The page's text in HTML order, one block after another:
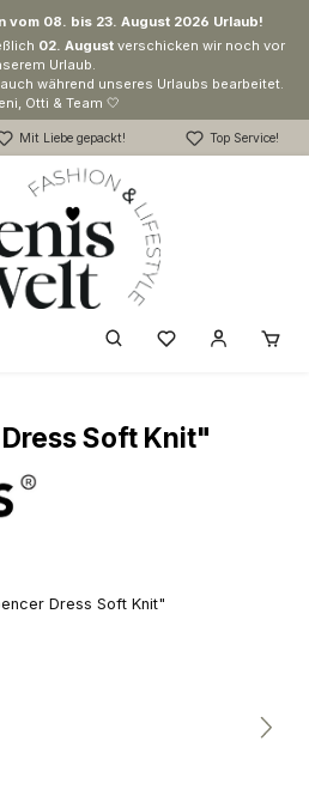
vom 08. bis 23. August 2026 Urlaub!
02. August verschicken wir noch vor
Urlaub.
während unseres Urlaubs bearbeitet.
Otti & Team 🤍
Mit Liebe gepackt! Top Service!
Du hast 0
Soft Knit"